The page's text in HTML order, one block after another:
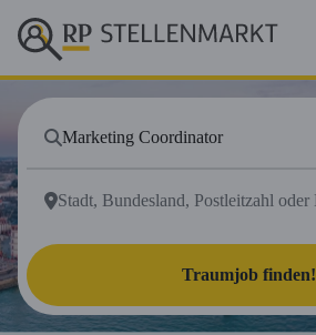
Traumjob finden!